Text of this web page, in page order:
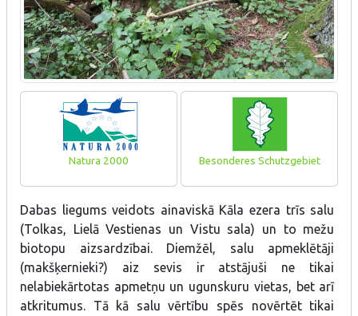
Natura 2000 Besonderes Schutzgebiet
Dabas liegums veidots ainaviskā Kāla ezera trīs salu
(Tolkas, Lielā Vestienas un Vistu sala) un to mežu
biotopu aizsardzībai. Diemžēl, salu apmeklētāji
(makšķernieki?) aiz sevis ir atstājuši ne tikai
nelabiekārtotas apmetņu un ugunskuru vietas, bet arī
atkritumus. Tā kā salu vērtību spēs novērtēt tikai